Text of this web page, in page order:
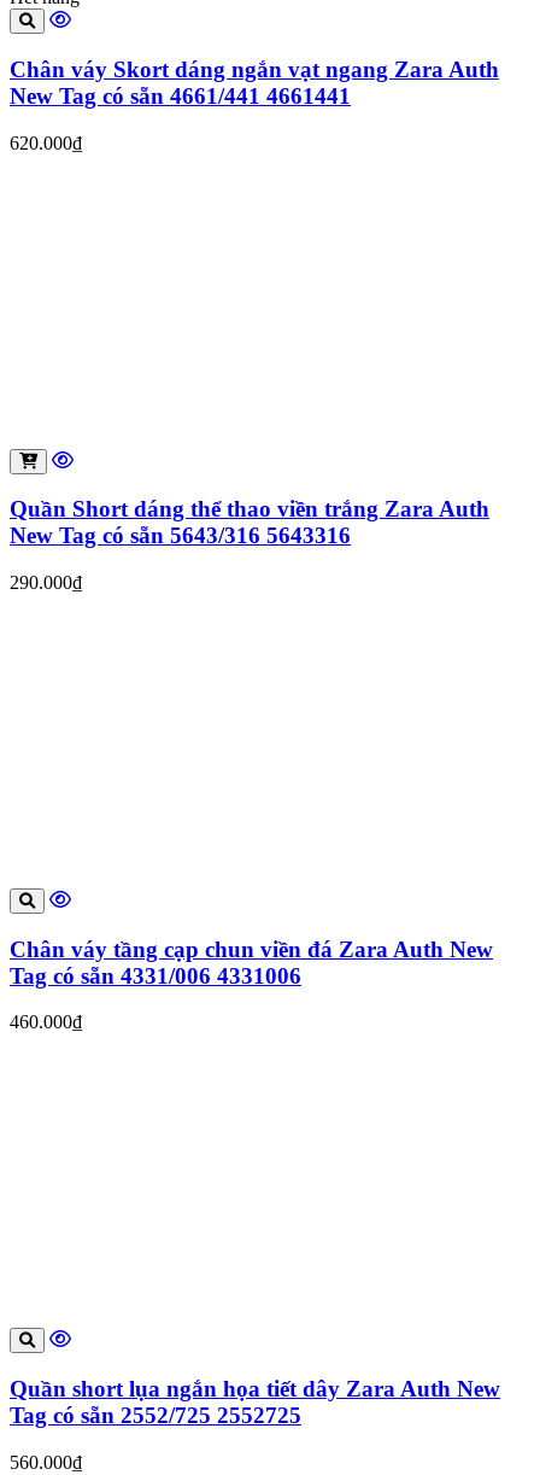
Chân váy Skort dáng ngắn vạt ngang Zara Auth
New Tag có sẵn 4661/441 4661441
620.000₫
Quần Short dáng thể thao viền trắng Zara Auth
New Tag có sẵn 5643/316 5643316
290.000₫
Chân váy tầng cạp chun viền đá Zara Auth New
Tag có sẵn 4331/006 4331006
460.000₫
Quần short lụa ngắn họa tiết dây Zara Auth New
Tag có sẵn 2552/725 2552725
560.000₫